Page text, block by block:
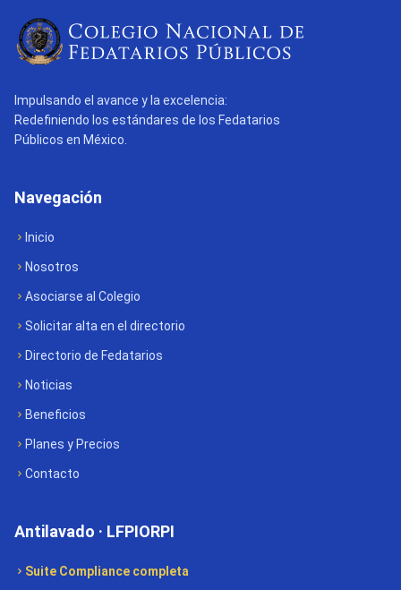
Impulsando el avance y la excelencia:
Redefiniendo los estándares de los Fedatarios
Públicos en México.
Navegación
Inicio
Nosotros
Asociarse al Colegio
Solicitar alta en el directorio
Directorio de Fedatarios
Noticias
Beneficios
Planes y Precios
Contacto
Antilavado · LFPIORPI
Suite Compliance completa